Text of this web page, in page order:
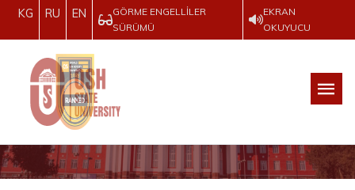
KG RU EN
GÖRME ENGELLILER
SÜRÜMÜ
EKRAN
OKUYUCU